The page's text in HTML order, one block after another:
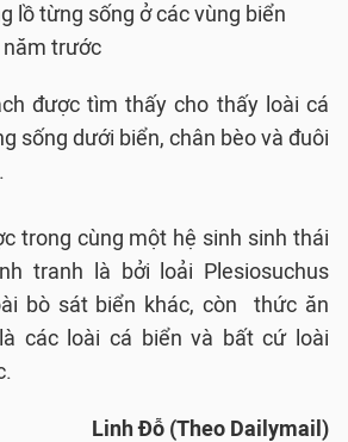
lồ từng sống ở các vùng biển
trước
được tìm thấy cho thấy loài cá
sống dưới biển, chân bèo và đuôi
trong cùng một hệ sinh sinh thái
tranh là bởi loải Plesiosuchus
bò sát biển khác, còn thức ăn
các loài cá biển và bất cứ loài
Linh Đỗ (Theo Dailymail)